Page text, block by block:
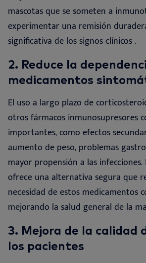
mascotas que se someten a
experimentar una remisión
significativa de los signos clínicos.
2. Reduce la
medicamentos
El uso a largo plazo de
otros fármacos inmunosupresores
importantes, como efectos
aumento de peso, problemas
mayor propensión a las
ofrece una alternativa segura que
necesidad de estos medicamentos
mejorando la salud general de la
3. Mejora de la calidad
los pacientes